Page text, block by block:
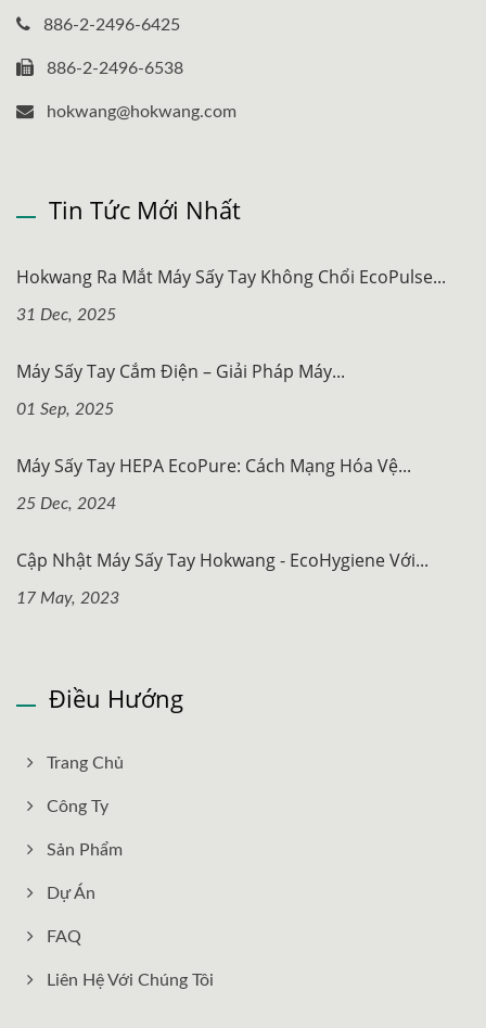
886-2-2496-6425
886-2-2496-6538
hokwang@hokwang.com
Tin Tức Mới Nhất
Hokwang Ra Mắt Máy Sấy Tay Không Chổi EcoPulse...
31 Dec, 2025
Máy Sấy Tay Cắm Điện – Giải Pháp Máy...
01 Sep, 2025
Máy Sấy Tay HEPA EcoPure: Cách Mạng Hóa Vệ...
25 Dec, 2024
Cập Nhật Máy Sấy Tay Hokwang - EcoHygiene Với...
17 May, 2023
Điều Hướng
Trang Chủ
Công Ty
Sản Phẩm
Dự Án
FAQ
Liên Hệ Với Chúng Tôi